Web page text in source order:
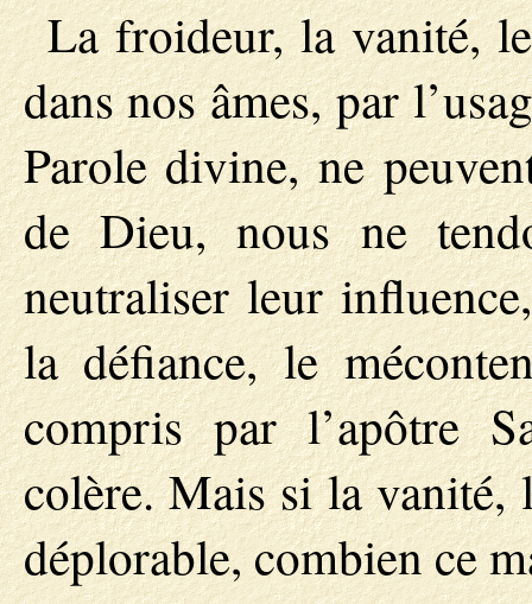
La froideur, la vanité,
dans nos âmes, par
Parole divine, ne
de Dieu, nous ne
neutraliser leur
la défiance, le
compris par l’apôtre
colère. Mais si la vanité,
déplorable, combien ce